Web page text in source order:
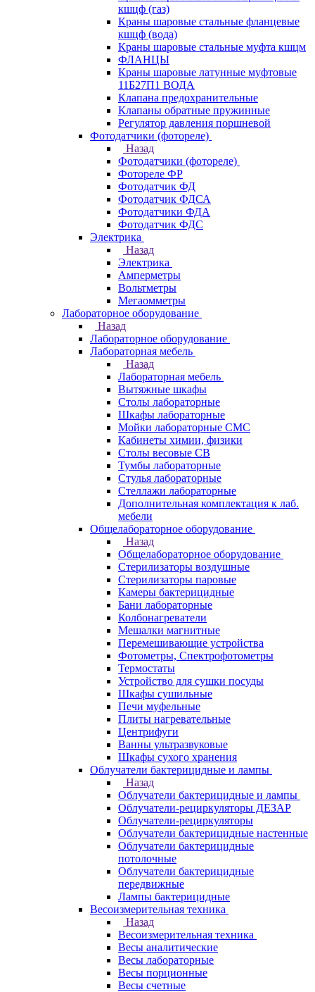
кшцф (газ)
Краны шаровые стальные фланцевые
кшцф (вода)
Краны шаровые стальные муфта кшцм
ФЛАНЦЫ
Краны шаровые латунные муфтовые
11Б27П1 ВОДА
Клапана предохранительные
Клапаны обратные пружинные
Регулятор давления поршневой
Фотодатчики (фотореле)
Назад
Фотодатчики (фотореле)
Фотореле ФР
Фотодатчик ФД
Фотодатчик ФДСА
Фотодатчики ФДА
Фотодатчик ФДС
Электрика
Назад
Электрика
Амперметры
Вольтметры
Мегаомметры
Лабораторное оборудование
Назад
Лабораторное оборудование
Лабораторная мебель
Назад
Лабораторная мебель
Вытяжные шкафы
Столы лабораторные
Шкафы лабораторные
Мойки лабораторные СМС
Кабинеты химии, физики
Столы весовые СВ
Тумбы лабораторные
Стулья лабораторные
Стеллажи лабораторные
Дополнительная комплектация к лаб.
мебели
Общелабораторное оборудование
Назад
Общелабораторное оборудование
Стерилизаторы воздушные
Стерилизаторы паровые
Камеры бактерицидные
Бани лабораторные
Колбонагреватели
Мешалки магнитные
Перемешивающие устройства
Фотометры, Спектрофотометры
Термостаты
Устройство для сушки посуды
Шкафы сушильные
Печи муфельные
Плиты нагревательные
Центрифуги
Ванны ультразвуковые
Шкафы сухого хранения
Облучатели бактерицидные и лампы
Назад
Облучатели бактерицидные и лампы
Облучатели-рециркуляторы ДЕЗАР
Облучатели-рециркуляторы
Облучатели бактерицидные настенные
Облучатели бактерицидные
потолочные
Облучатели бактерицидные
передвижные
Лампы бактерицидные
Весоизмерительная техника
Назад
Весоизмерительная техника
Весы аналитические
Весы лабораторные
Весы порционные
Весы счетные